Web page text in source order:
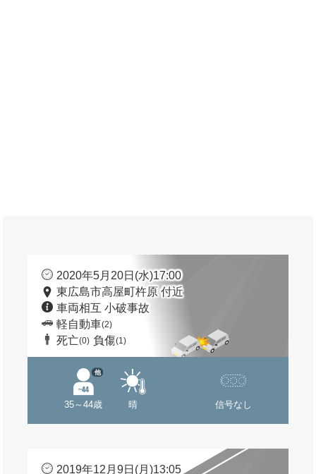
2020年5月20日(水)17:00
東広島市高屋町杵原 付近
車両相互 小破事故
軽自動車(2)
死亡(0) 負傷(1)
35～44歳
他
晴 信号なし
2019年12月9日(月)13:05